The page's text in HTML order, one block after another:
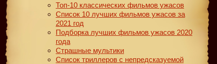
Топ-10 классических фильмов ужасов
Список 10 лучших фильмов ужасов за
2021 год
Подборка лучших фильмов ужасов 2020
года
Страшные мультики
Список триллеров с непредсказуемой